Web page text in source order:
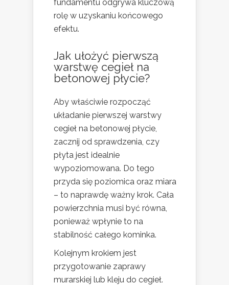
fundamentu odgrywa kluczową
rolę w uzyskaniu końcowego
efektu.
Jak ułożyć pierwszą
warstwę cegieł na
betonowej płycie?
Aby właściwie rozpocząć
układanie pierwszej warstwy
cegieł na betonowej płycie,
zacznij od sprawdzenia, czy
płyta jest idealnie
wypoziomowana. Do tego
przyda się poziomica oraz miara
– to naprawdę ważny krok. Cała
powierzchnia musi być równa,
ponieważ wpłynie to na
stabilność całego kominka.
Kolejnym krokiem jest
przygotowanie zaprawy
murarskiej lub kleju do cegieł.